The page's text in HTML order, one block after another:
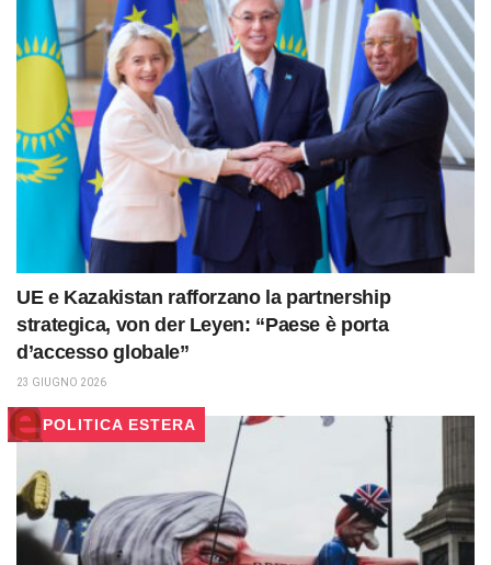
UE e Kazakistan rafforzano la partnership
strategica, von der Leyen: “Paese è porta
d’accesso globale”
23 GIUGNO 2026
POLITICA ESTERA